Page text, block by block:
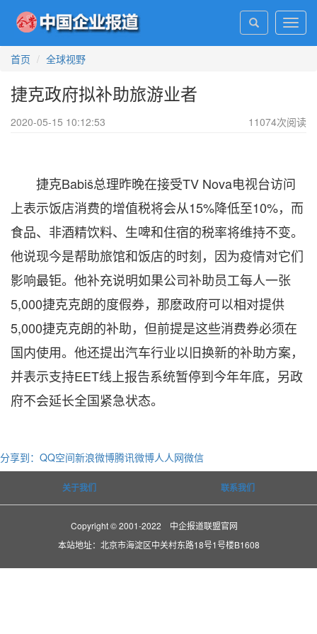
首页
全球视野
捷克政府拟补助旅游业者
2020-05-15 10:12:53 11074次阅读
捷克Babiš总理昨晚在接受TV Nova电视台访问
上表示饭店消费的增值税将会从15%降低至10%，而
食品、非酒精饮料、生啤和住宿的税率将维持不变。
他说现今是帮助旅馆和饭店的时刻，因为疫情对它们
影响最钜。他补充说明如果公司补助员工每人一张
5,000捷克克朗的度假券，那麽政府可以相对提供
5,000捷克克朗的补助，但前提是这些消费券必须在
国内使用。他还提出汽车行业以旧换新的补助方案，
并表示支持EET线上报告系统暂停到今年年底，另政
府不会延长全国紧急状态。
分享到： QQ空间新浪微博腾讯微博人人网微信
关于我们 联系我们
Copyright © 2001-2022 中企报道联盟官网
本站地址：北京市海淀区中关村东路18号1号楼B1608